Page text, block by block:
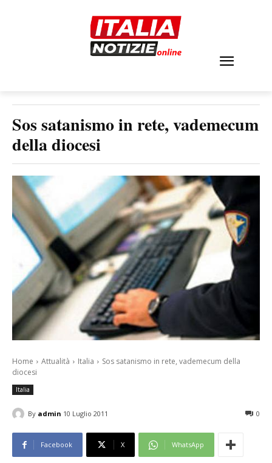
Sos satanismo in rete, vademecum
della diocesi
Home Attualità Italia
Sos satanismo in rete, vademecum della
diocesi
Italia
By admin 10 Luglio 2011 0
Facebook X WhatsApp